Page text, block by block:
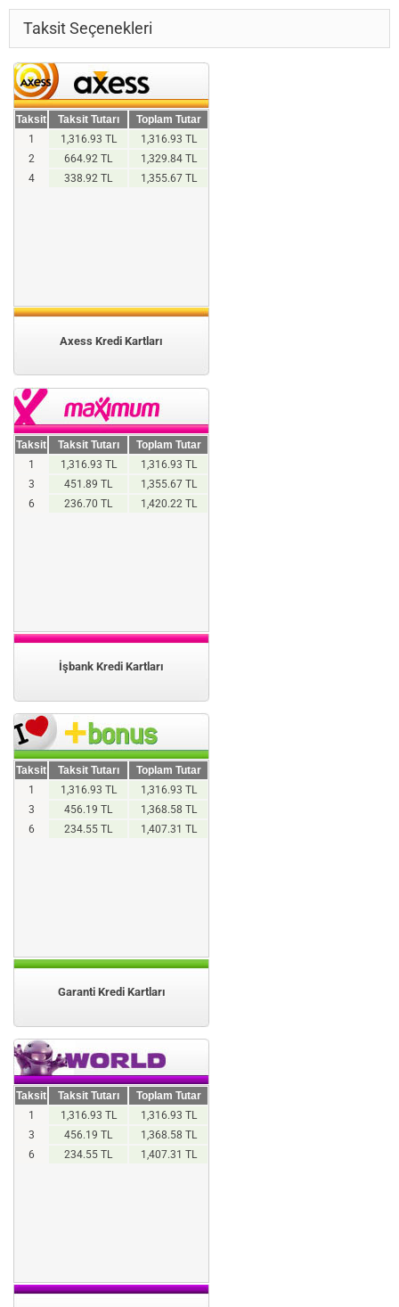
Taksit Seçenekleri
Taksit Taksit Tutarı
Toplam Tutar
1
1,316.93 TL
1,316.93 TL
2
664.92 TL
1,329.84 TL
4
338.92 TL 1,355.67 TL
Axess Kredi Kartları
Taksit Taksit Tutarı
Toplam Tutar
1
1,316.93 TL
1,316.93 TL
3
451.89 TL
1,355.67 TL
6
236.70 TL 1,420.22 TL
İşbank Kredi Kartları
Taksit Taksit Tutarı
Toplam Tutar
1
1,316.93 TL
1,316.93 TL
3
456.19 TL
1,368.58 TL
6
234.55 TL 1,407.31 TL
Garanti Kredi Kartları
Taksit Taksit Tutarı
Toplam Tutar
1
1,316.93 TL
1,316.93 TL
3
456.19 TL
1,368.58 TL
6
234.55 TL 1,407.31 TL